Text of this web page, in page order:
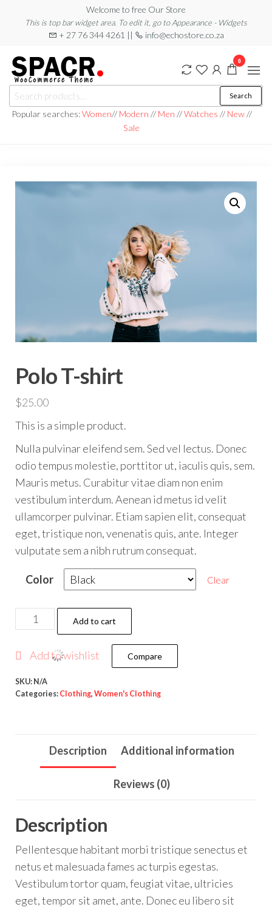
Welcome to free Our Store
This is top bar widget area. To edit it, go to Appearance - Widgets
+ 27 76 344 4261 || info@echostore.co.za
Echo
Store
Online
All in
one
place
Search
Popular searches:Women// Modern // Men //Watches // New//
Sale
0
Polo T-shirt
$25.00
This is a simple product.
Nulla pulvinar eleifend sem. Sed vel lectus. Donec
odio tempus molestie, porttitor ut, iaculis quis, sem.
Mauris metus. Curabitur vitae diam non enim
vestibulum interdum. Aenean id metus id velit
ullamcorper pulvinar. Etiam sapien elit, consequat
eget, tristique non, venenatis quis, ante. Integer
vulputate sem a nibh rutrum consequat.
Color Clear
Add to cart
Add to wishlist Compare
SKU: N/A
Categories: Clothing, Women's Clothing
Description Additional information
Reviews (0)
Description
Pellentesque habitant morbi tristique senectus et
netus et malesuada fames ac turpis egestas.
Vestibulum tortor quam, feugiat vitae, ultricies
eget, tempor sit amet, ante. Donec eu libero sit